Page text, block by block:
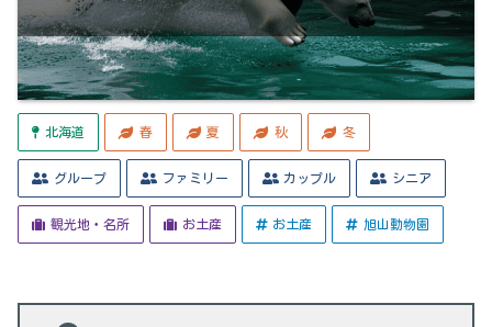
北海道 春 夏 秋 冬
グループ ファミリー カップル シニア
観光地・名所 お土産 お土産 旭山動物園